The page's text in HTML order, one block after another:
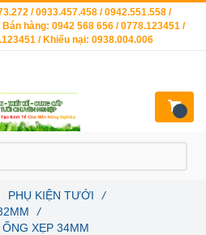
PHỤ KIỆN TƯỚI
/
/
XẸP 34MM
/ 0933.457.458 / 0942.551.558 /
hàng: 0942 568 656 / 0778.123451 /
/ Khiếu nại: 0938.004.006